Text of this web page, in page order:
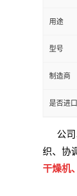
用途
型号
制造商
是否进口
公
织、协
干燥机